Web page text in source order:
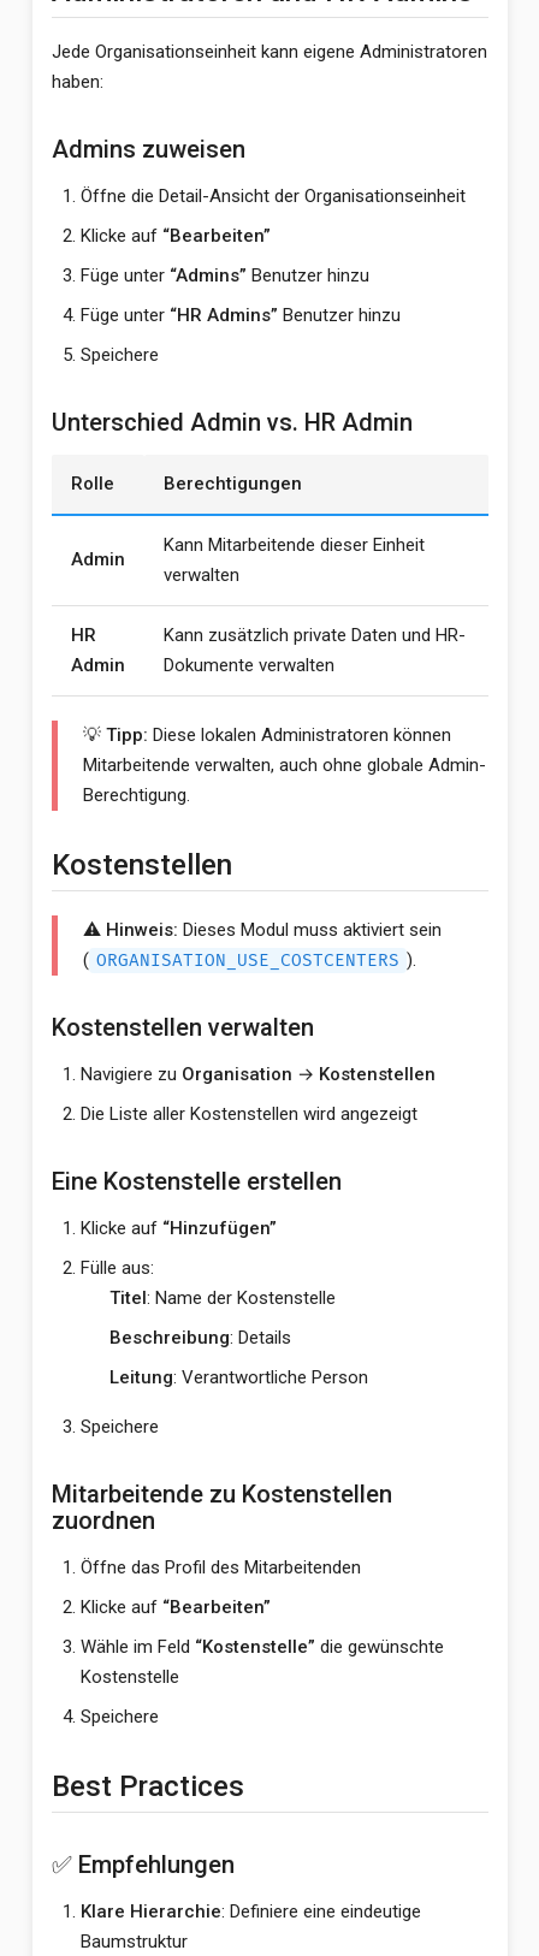
Jede Organisationseinheit kann eigene Administratoren
haben:
Admins zuweisen
Öffne die Detail-Ansicht der Organisationseinheit
Klicke auf “Bearbeiten”
Füge unter “Admins” Benutzer hinzu
Füge unter “HR Admins” Benutzer hinzu
Speichere
Unterschied Admin vs. HR Admin
Rolle Berechtigungen
Admin
Kann Mitarbeitende dieser Einheit
verwalten
HR
Admin
Kann zusätzlich private Daten und HR-
Dokumente verwalten
💡 Tipp: Diese lokalen Administratoren können
Mitarbeitende verwalten, auch ohne globale Admin-
Berechtigung.
Kostenstellen
⚠️ Hinweis: Dieses Modul muss aktiviert sein
( ORGANISATION_USE_COSTCENTERS ).
Kostenstellen verwalten
Navigiere zu Organisation → Kostenstellen
Die Liste aller Kostenstellen wird angezeigt
Eine Kostenstelle erstellen
Klicke auf “Hinzufügen”
Fülle aus:
Titel: Name der Kostenstelle
Beschreibung: Details
Leitung: Verantwortliche Person
Speichere
Mitarbeitende zu Kostenstellen
zuordnen
Öffne das Profil des Mitarbeitenden
Klicke auf “Bearbeiten”
Wähle im Feld “Kostenstelle” die gewünschte
Kostenstelle
Speichere
Best Practices
✅ Empfehlungen
Klare Hierarchie: Definiere eine eindeutige
Baumstruktur